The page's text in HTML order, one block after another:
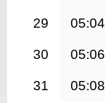
29 05:04
30 05:06
31 05:08